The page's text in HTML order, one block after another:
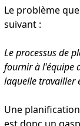
Le problème
suivant :
Le processus de
fournir à l'équipe
laquelle travailler
Une